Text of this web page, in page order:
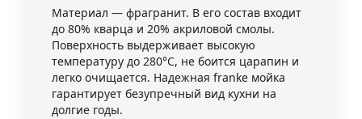
Материал — фрагранит. В его состав входит
до 80% кварца и 20% акриловой смолы.
Поверхность выдерживает высокую
температуру до 280°C, не боится царапин и
легко очищается. Надежная franke мойка
гарантирует безупречный вид кухни на
долгие годы.